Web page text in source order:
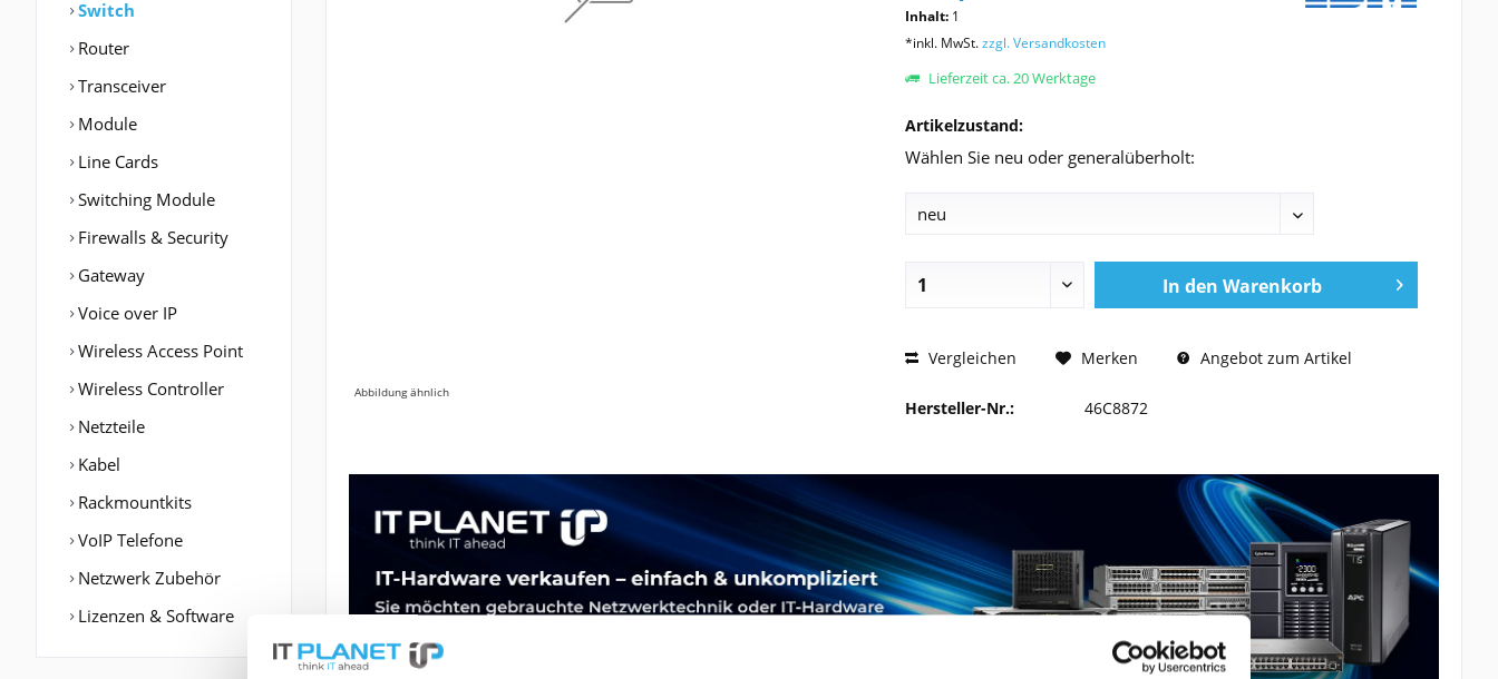
Switch
Router
Transceiver
Module
Line Cards
Switching Module
Firewalls & Security
Gateway
Voice over IP
Wireless Access Point
Wireless Controller
Netzteile
Kabel
Rackmountkits
VoIP Telefone
Netzwerk Zubehör
Lizenzen & Software
Abbildung ähnlich
Inhalt: 1
*inkl. MwSt.zzgl. Versandkosten
Lieferzeit ca. 20 Werktage
Artikelzustand:
Wählen Sie neu oder generalüberholt:
In den Warenkorb
PREIS ANFRAGEN
Vergleichen Merken Angebot zum Artikel
Hersteller-Nr.: 46C8872